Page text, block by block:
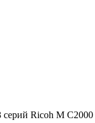
Ricoh M